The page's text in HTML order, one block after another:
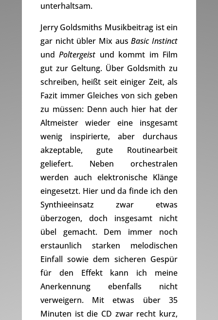
unterhaltsam.
Jerry Goldsmiths Musikbeitrag ist ein
gar nicht übler Mix ausBasic Instinct
undPoltergeist und kommt im Film
gut zur Geltung. Über Goldsmith zu
schreiben, heißt seit einiger Zeit, als
Fazit immer Gleiches von sich geben
zu müssen: Denn auch hier hat der
Altmeister wieder eine insgesamt
wenig inspirierte, aber durchaus
akzeptable, gute Routinearbeit
geliefert. Neben orchestralen
werden auch elektronische Klänge
eingesetzt. Hier und da finde ich den
Synthieeinsatz zwar etwas
überzogen, doch insgesamt nicht
übel gemacht. Dem immer noch
erstaunlich starken melodischen
Einfall sowie dem sicheren Gespür
für den Effekt kann ich meine
Anerkennung ebenfalls nicht
verweigern. Mit etwas über 35
Minuten ist die CD zwar recht kurz,